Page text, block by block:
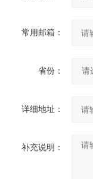
常用邮箱：
省份：
详细地址：
补充说明：